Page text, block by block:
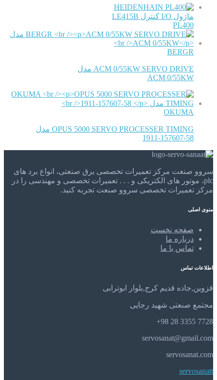
HEIDENHAIN
ماژول I/O کنترل LE415B
PL400
BERGR
ACM 0/55KW SERVO DRIVE مدل
ACM 0/55KW
OKUMA
OPUS 5000 SERVO PROCESSER TIMING مدل
1911-157607-58
سروو صنعت مرکز تعمیرات تخصصی برق صنعتی، انواع برد های
plc، موتور های الکتریکی و . . . تعمیرات تخصصی و مهندسی را در
مرکز تعمیرات تخصصی سروو صنعت تجربه کنید.
منوی اصلی
صفحه نخست
درباره ما
تماس با ما
اطلاعات تماس
قزوین,جاده قدیم کرج,بلوار ابوترابی
مجتمع صنعتی شهید رجایی
7728 3355 28 98+
servosanat@gmail.com
servosanat.com
servosanatt